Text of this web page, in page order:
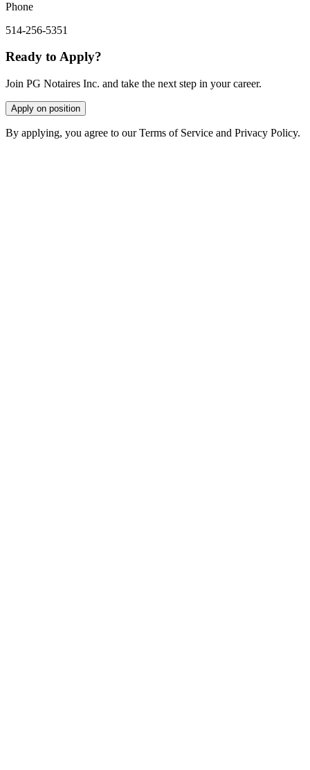
Phone
514-256-5351
Ready to Apply?
Join PG Notaires Inc. and take the next step in your career.
Apply on position
By applying, you agree to our Terms of Service and Privacy Policy.